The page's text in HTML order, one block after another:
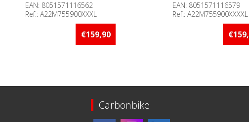
EAN: 8051571116562
Ref.: A22M755900XXXL
Beschikbaarheid:: Minder dan 5 stuks
€159,90
EAN: 8051571116579
Ref.: A22M755900XXXXL
Beschikbaarheid::
Carbonbike